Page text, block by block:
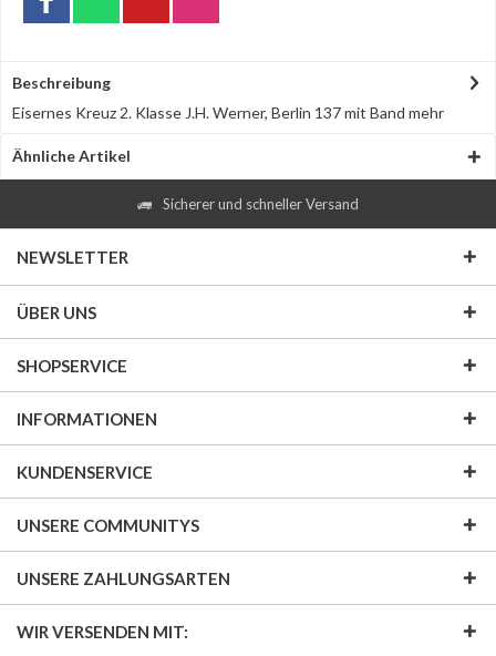
Beschreibung
Eisernes Kreuz 2. Klasse J.H. Werner, Berlin 137 mit Band mehr
Ähnliche Artikel
Sicherer und schneller Versand
NEWSLETTER
ÜBER UNS
SHOPSERVICE
INFORMATIONEN
KUNDENSERVICE
UNSERE COMMUNITYS
UNSERE ZAHLUNGSARTEN
WIR VERSENDEN MIT: